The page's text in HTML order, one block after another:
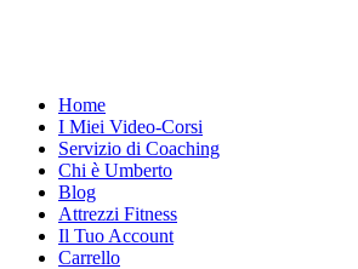
Home
I Miei Video-Corsi
Servizio di Coaching
Chi è Umberto
Blog
Attrezzi Fitness
Il Tuo Account
Carrello